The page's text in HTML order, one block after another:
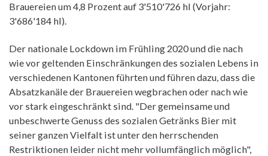
Brauereien um 4,8 Prozent auf 3'510'726 hl (Vorjahr:
3'686'184 hl).
Der nationale Lockdown im Frühling 2020 und die nach
wie vor geltenden Einschränkungen des sozialen Lebens in
verschiedenen Kantonen führten und führen dazu, dass die
Absatzkanäle der Brauereien wegbrachen oder nach wie
vor stark eingeschränkt sind. "Der gemeinsame und
unbeschwerte Genuss des sozialen Getränks Bier mit
seiner ganzen Vielfalt ist unter den herrschenden
Restriktionen leider nicht mehr vollumfänglich möglich",